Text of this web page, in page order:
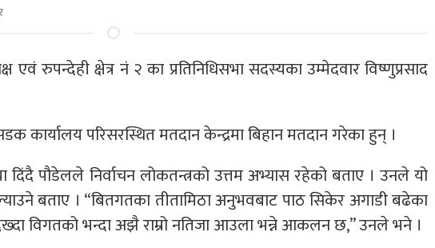
रुपन्देही क्षेत्र नं २ का प्रतिनिधिसभा सदस्यका उम्मेदवार विष्णुप्रसाद
कार्यालय परिसरस्थित मतदान केन्द्रमा बिहान मतदान गरेका हुन् ।
दिंदै पौडेलले निर्वाचन लोकतन्त्रको उत्तम अभ्यास रहेको बताए । उनले यो
ल्याउने बताए । “बितगतका तीतामिठा अनुभवबाट पाठ सिकेर अगाडी बढेका
विगतको भन्दा अझै राम्रो नतिजा आउला भन्ने आकलन छ,” उनले भने ।